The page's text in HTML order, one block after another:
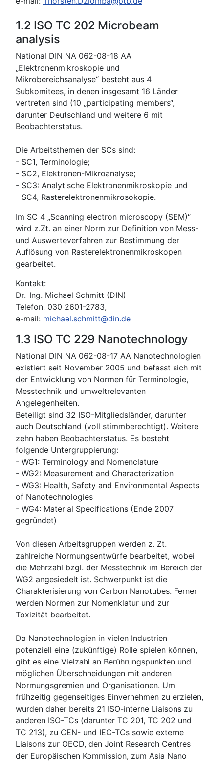
1.2 ISO TC 202 Microbeam
analysis
National DIN NA 062-08-18 AA
„Elektronenmikroskopie und
Mikrobereichsanalyse“ besteht aus 4
Subkomitees, in denen insgesamt 16 Länder
vertreten sind (10 „participating members“,
darunter Deutschland und weitere 6 mit
Beobachterstatus.
Die Arbeitsthemen der SCs sind:
- SC1, Terminologie;
- SC2, Elektronen-Mikroanalyse;
- SC3: Analytische Elektronenmikroskopie und
- SC4, Rasterelektronenmikrosokopie.
Im SC 4 „Scanning electron microscopy (SEM)“
wird z.Zt. an einer Norm zur Definition von Mess-
und Auswerteverfahren zur Bestimmung der
Auflösung von Rasterelektronenmikroskopen
gearbeitet.
Kontakt:
Dr.-Ing. Michael Schmitt (DIN)
Telefon: 030 2601-2783,
e-mail: michael.schmitt@din.de
1.3 ISO TC 229 Nanotechnology
National DIN NA 062-08-17 AA Nanotechnologien
existiert seit November 2005 und befasst sich mit
der Entwicklung von Normen für Terminologie,
Messtechnik und umweltrelevanten
Angelegenheiten.
Beteiligt sind 32 ISO-Mitgliedsländer, darunter
auch Deutschland (voll stimmberechtigt). Weitere
zehn haben Beobachterstatus. Es besteht
folgende Untergruppierung:
- WG1: Terminology and Nomenclature
- WG2: Measurement and Characterization
- WG3: Health, Safety and Environmental Aspects
of Nanotechnologies
- WG4: Material Specifications (Ende 2007
gegründet)
Von diesen Arbeitsgruppen werden z. Zt.
zahlreiche Normungsentwürfe bearbeitet, wobei
die Mehrzahl bzgl. der Messtechnik im Bereich der
WG2 angesiedelt ist. Schwerpunkt ist die
Charakterisierung von Carbon Nanotubes. Ferner
werden Normen zur Nomenklatur und zur
Toxizität bearbeitet.
Da Nanotechnologien in vielen Industrien
potenziell eine (zukünftige) Rolle spielen können,
gibt es eine Vielzahl an Berührungspunkten und
möglichen Überschneidungen mit anderen
Normungsgremien und Organisationen. Um
frühzeitig gegenseitiges Einvernehmen zu erzielen,
wurden daher bereits 21 ISO-interne Liaisons zu
anderen ISO-TCs (darunter TC 201, TC 202 und
TC 213), zu CEN- und IEC-TCs sowie externe
Liaisons zur OECD, den Joint Research Centres
der Europäischen Kommission, zum Asia Nano